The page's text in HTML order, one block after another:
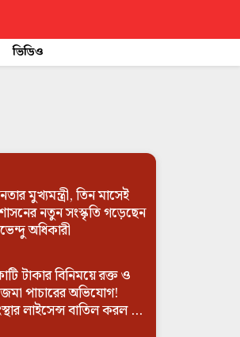
ভিডিও
মুখ্যমন্ত্রী, তিন মাসেই
নতুন সংস্কৃতি গড়েছেন
অধিকারী
টাকার বিনিময়ে রক্ত ও
পাচারের অভিযোগ!
লাইসেন্স বাতিল করল ...